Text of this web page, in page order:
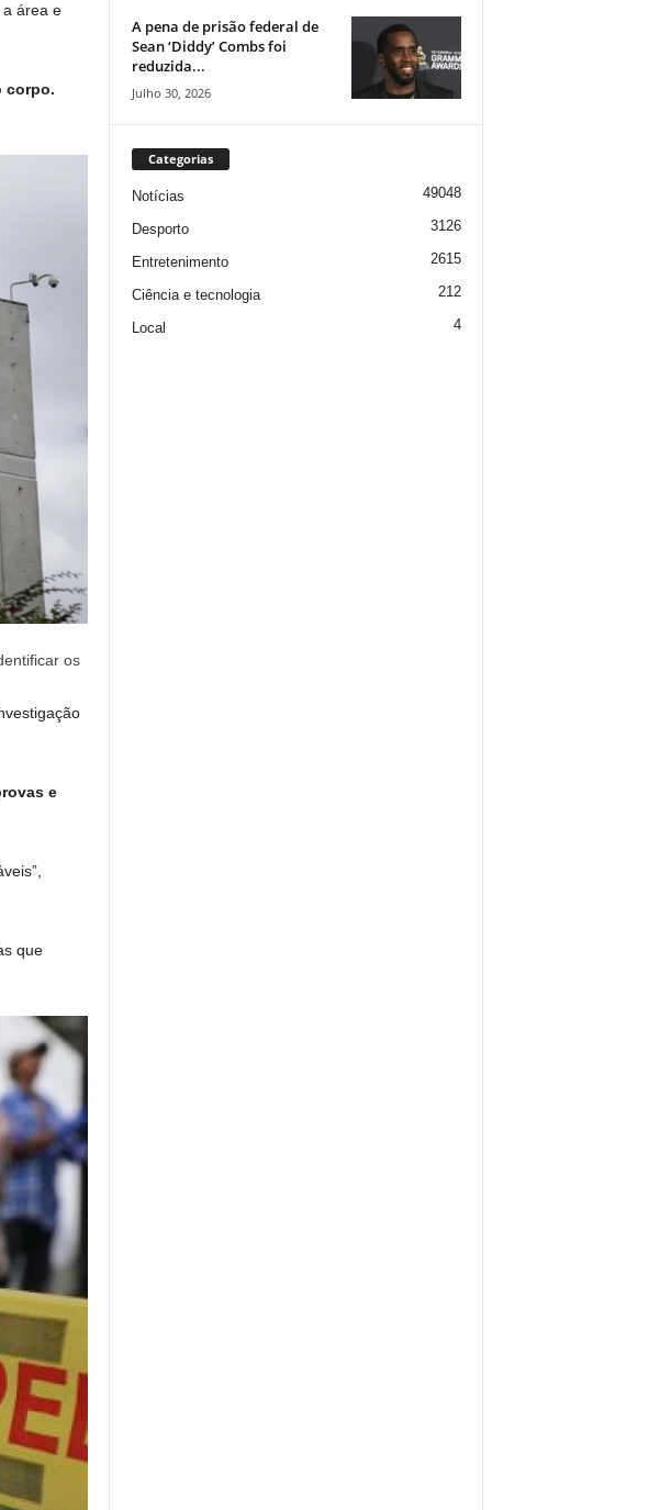
área e
corpo.
os
e
que
A pena de prisão federal de
Sean ‘Diddy’ Combs foi
reduzida...
Julho 30, 2026
Categorias
Notícias 49048
Desporto 3126
Entretenimento 2615
Ciência e tecnologia 212
Local 4